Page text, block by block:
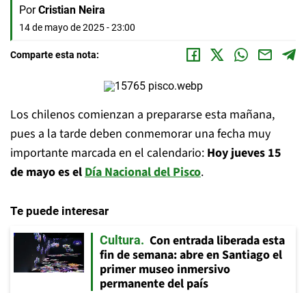
Por Cristian Neira
14 de mayo de 2025 - 23:00
Comparte esta nota:
Los chilenos comienzan a prepararse esta mañana,
pues a la tarde deben conmemorar una fecha muy
importante marcada en el calendario: Hoy jueves 15
de mayo es elDía Nacional del Pisco.
Te puede interesar
Cultura
Con entrada liberada esta
fin de semana: abre en Santiago el
primer museo inmersivo
permanente del país